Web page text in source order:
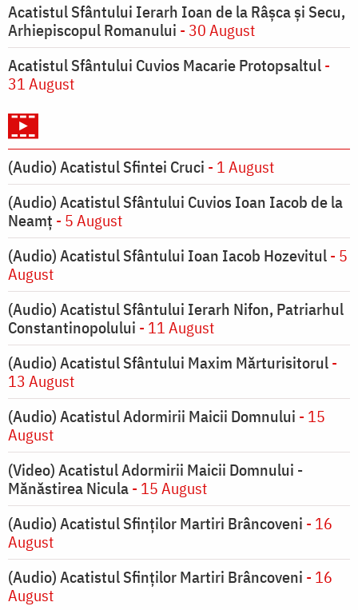
Acatistul Sfântului Ierarh Ioan de la Râşca şi Secu,
Arhiepiscopul Romanului - 30 August
Acatistul Sfântului Cuvios Macarie Protopsaltul-
31 August
(Audio) Acatistul Sfintei Cruci - 1 August
(Audio) Acatistul Sfântului Cuvios Ioan Iacob de la
Neamț - 5 August
(Audio) Acatistul Sfântului Ioan Iacob Hozevitul- 5
August
(Audio) Acatistul Sfântului Ierarh Nifon, Patriarhul
Constantinopolului - 11 August
(Audio) Acatistul Sfântului Maxim Mărturisitorul-
13 August
(Audio) Acatistul Adormirii Maicii Domnului - 15
August
(Video) Acatistul Adormirii Maicii Domnului -
Mănăstirea Nicula- 15 August
(Audio) Acatistul Sfinților Martiri Brâncoveni - 16
August
(Audio) Acatistul Sfinților Martiri Brâncoveni - 16
August